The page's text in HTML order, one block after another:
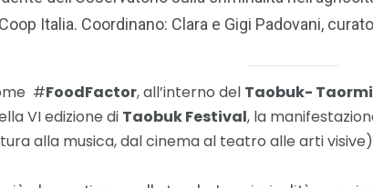
Italia. Coordinano: Clara e Gigi Padovani,
#FoodFactor, all’interno del Taobuk-
VI edizione di Taobuk Festival, la
alla musica, dal cinema al teatro alle arti